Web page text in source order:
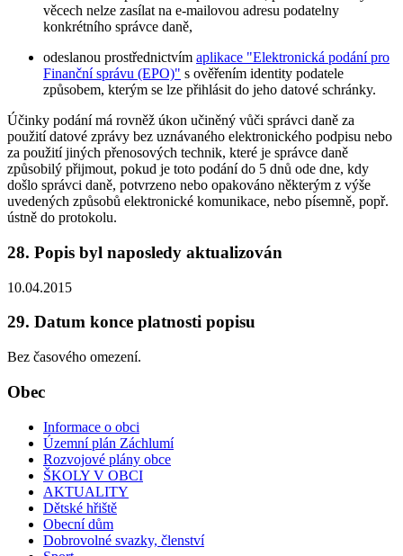
věcech nelze zasílat na e-mailovou adresu podatelny
konkrétního správce daně,
odeslanou prostřednictvím aplikace "Elektronická podání pro
Finanční správu (EPO)" s ověřením identity podatele
způsobem, kterým se lze přihlásit do jeho datové schránky.
Účinky podání má rovněž úkon učiněný vůči správci daně za
použití datové zprávy bez uznávaného elektronického podpisu nebo
za použití jiných přenosových technik, které je správce daně
způsobilý přijmout, pokud je toto podání do 5 dnů ode dne, kdy
došlo správci daně, potvrzeno nebo opakováno některým z výše
uvedených způsobů elektronické komunikace, nebo písemně, popř.
ústně do protokolu.
28. Popis byl naposledy aktualizován
10.04.2015
29. Datum konce platnosti popisu
Bez časového omezení.
Obec
Informace o obci
Územní plán Záchlumí
Rozvojové plány obce
ŠKOLY V OBCI
AKTUALITY
Dětské hřiště
Obecní dům
Dobrovolné svazky, členství